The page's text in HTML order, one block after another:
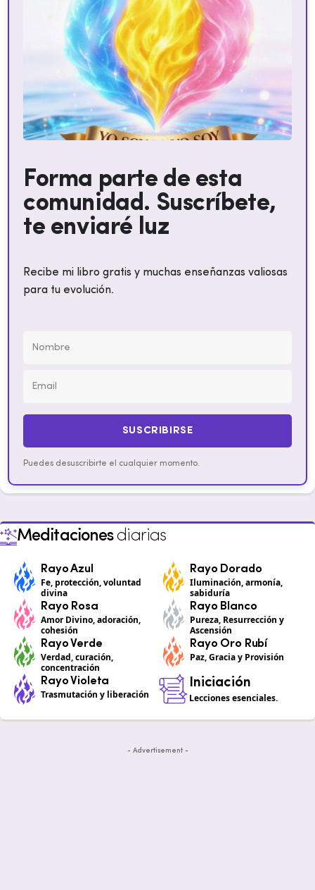
Forma parte de esta
comunidad. Suscríbete,
te enviaré luz
Recibe mi libro gratis y muchas enseñanzas valiosas
para tu evolución.
SUSCRIBIRSE
Puedes desuscribirte el cualquier momento.
Meditacionesdiarias
Rayo Azul
Fe, protección, voluntad
divina
Rayo Dorado
Iluminación, armonía,
sabiduría
Rayo Rosa
Amor Divino, adoración,
cohesión
Rayo Blanco
Pureza, Resurrección y
Ascensión
Rayo Verde
Verdad, curación,
concentración
Rayo Oro Rubí
Paz, Gracia y Provisión
Rayo Violeta
Trasmutación y liberación
Iniciación
Lecciones esenciales.
- Advertisement -